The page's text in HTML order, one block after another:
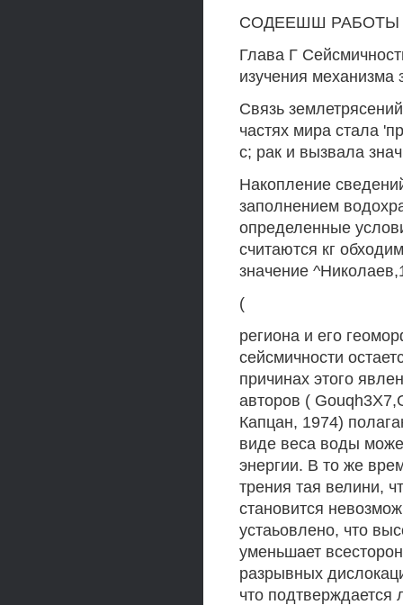
СОДЕЕШШ РАБОТЫ
Глава Г
изучения механизма
Связь
частях мира стала
с; рак и вызвала
Накопление
заполнением
определенные
считаются кг
значение
(
региона и его
сейсмичности
причинах этого
авторов (
Капцан, 1974)
виде веса воды
энергии. В то же
трения тая велини,
становится
устаьовлено, что
уменьшает
разрывных
что